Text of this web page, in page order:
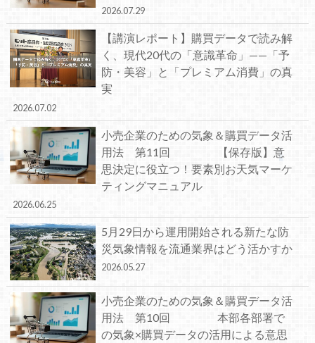
2026.07.29
【講演レポート】購買データで読み解
く、現代20代の「意識革命」——「予
防・美容」と「プレミアム消費」の真
実
2026.07.02
小売企業のための気象＆購買データ活
用法 第11回 【保存版】意
思決定に役立つ！要素別お天気マーケ
ティングマニュアル
2026.06.25
5月29日から運用開始される新たな防
災気象情報を流通業界はどう活かすか
2026.05.27
小売企業のための気象＆購買データ活
用法 第10回 本部各部署で
の気象×購買データの活用による意思